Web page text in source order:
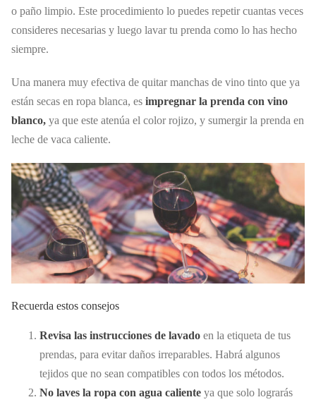
o paño limpio. Este procedimiento lo puedes repetir cuantas veces
consideres necesarias y luego lavar tu prenda como lo has hecho
siempre.
Una manera muy efectiva de quitar manchas de vino tinto que ya
están secas en ropa blanca, es impregnar la prenda con vino
blanco, ya que este atenúa el color rojizo, y sumergir la prenda en
leche de vaca caliente.
Recuerda estos consejos
Revisa las instrucciones de lavado en la etiqueta de tus
prendas, para evitar daños irreparables. Habrá algunos
tejidos que no sean compatibles con todos los métodos.
No laves la ropa con agua caliente ya que solo lograrás